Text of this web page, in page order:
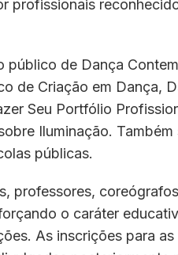
profissionais
público de Dança
de Criação em Dança,
Seu Portfólio
Iluminação.
públicas.
professores,
o caráter
As inscrições para